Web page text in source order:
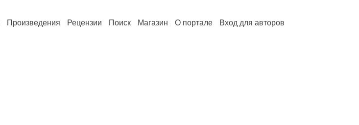
Произведения Рецензии Поиск Магазин О портале Вход для авторов